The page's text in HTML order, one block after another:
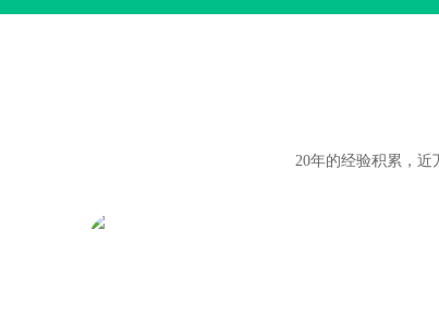
20年的经验积累，近